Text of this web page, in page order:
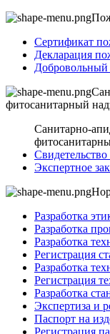
Сертификат
Декларация
фитосанитарный
Санитарно-
Экспертное
Разработка
Разработка
Разработка
Регистрация
Разработка
Регистрация
Разработка
Экспертиза и
Паспорт на
Регистрация